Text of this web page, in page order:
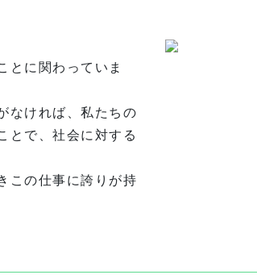
とに関わっていま
なければ、私たちの
とで、社会に対する
この仕事に誇りが持